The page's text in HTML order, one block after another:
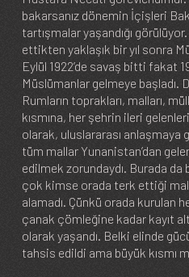
bakarsanız dönemin İçişleri
tartışmalar yaşandığı
ettikten yaklaşık bir yıl sonra
Eylül 1922’de savaş bitti fakat
Müslümanlar gelmeye başladı.
Rumların toprakları, malları,
kısmına, her şehrin ileri
olarak, uluslararası anlaşmaya
tüm mallar Yunanistan’dan
edilmek zorundaydı. Burada
çok kimse orada terk ettiği
alamadı. Çünkü orada kurulan
çanak çömleğine kadar kayıt
olarak yaşandı. Belki elinde
tahsis edildi ama büyük kısmı